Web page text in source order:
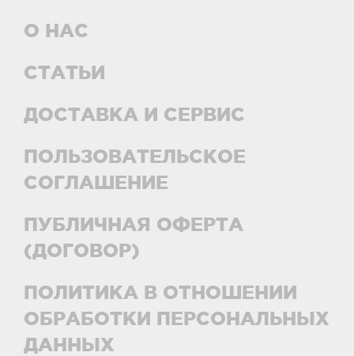
О НАС
СТАТЬИ
ДОСТАВКА И СЕРВИС
ПОЛЬЗОВАТЕЛЬСКОЕ
СОГЛАШЕНИЕ
ПУБЛИЧНАЯ ОФЕРТА
(ДОГОВОР)
ПОЛИТИКА В ОТНОШЕНИИ
ОБРАБОТКИ ПЕРСОНАЛЬНЫХ
ДАННЫХ